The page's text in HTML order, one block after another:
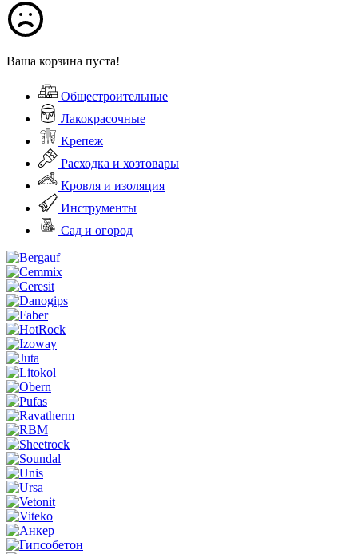
Ваша корзина пуста!
Общестроительные
Лакокрасочные
Крепеж
Расходка и хозтовары
Кровля и изоляция
Инструменты
Сад и огород